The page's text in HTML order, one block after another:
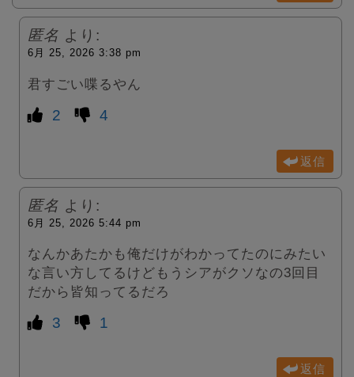
匿名 より:
6月 25, 2026 3:38 pm
君すごい喋るやん
2 4
返信
匿名 より:
6月 25, 2026 5:44 pm
なんかあたかも俺だけがわかってたのにみたい
な言い方してるけどもうシアがクソなの3回目
だから皆知ってるだろ
3 1
返信